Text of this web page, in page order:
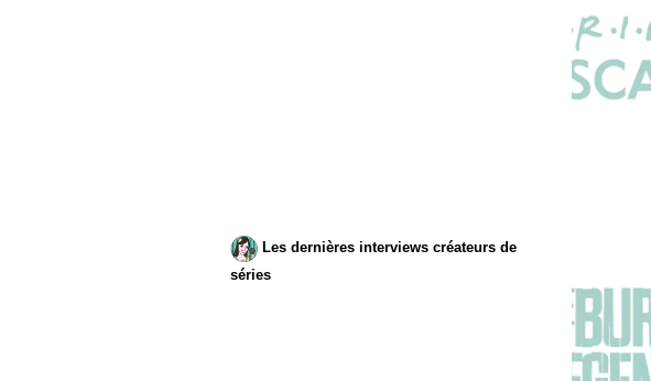
Les dernières interviews créateurs de
séries